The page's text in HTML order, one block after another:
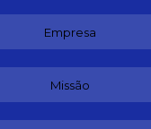
Empresa
Missão